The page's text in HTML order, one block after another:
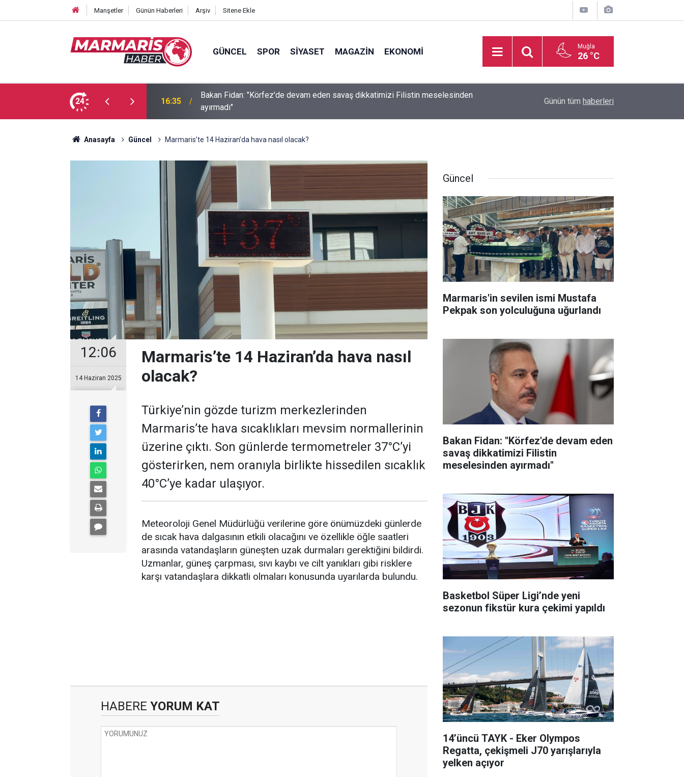
Manşetler Günün Haberleri Arşiv Sitene Ekle
GÜNCEL SPOR SIYASET MAGAZIN EKONOMI Muğla
26 °C
24
son yolculuğuna uğurlandı 16:35
Bakan Fidan: "Körfez'de devam eden savaş dikkatimizi Filistin meselesinden
ayırmadı"
Basketbol Süper Ligi’nde yeni sezonun fikstür
Günün tüm haberleri
Anasayfa Güncel Marmaris’te 14 Haziran’da hava nasıl olacak?
12:06
14 Haziran 2025
Marmaris’te 14 Haziran’da hava nasıl
olacak?
Türkiye’nin gözde turizm merkezlerinden
Marmaris’te hava sıcaklıkları mevsim normallerinin
üzerine çıktı. Son günlerde termometreler 37°C’yi
gösterirken, nem oranıyla birlikte hissedilen sıcaklık
40°C’ye kadar ulaşıyor.
Meteoroloji Genel Müdürlüğü verilerine göre önümüzdeki günlerde
de sıcak hava dalgasının etkili olacağını ve özellikle öğle saatleri
arasında vatandaşların güneşten uzak durmaları gerektiğini bildirdi.
Uzmanlar, güneş çarpması, sıvı kaybı ve cilt yanıkları gibi risklere
karşı vatandaşlara dikkatli olmaları konusunda uyarılarda bulundu.
HABERE YORUM KAT
Güncel
Marmaris'in sevilen ismi Mustafa
Pekpak son yolculuğuna uğurlandı
Bakan Fidan: "Körfez'de devam eden
savaş dikkatimizi Filistin
meselesinden ayırmadı"
Basketbol Süper Ligi’nde yeni
sezonun fikstür kura çekimi yapıldı
14’üncü TAYK - Eker Olympos
Regatta, çekişmeli J70 yarışlarıyla
yelken açıyor